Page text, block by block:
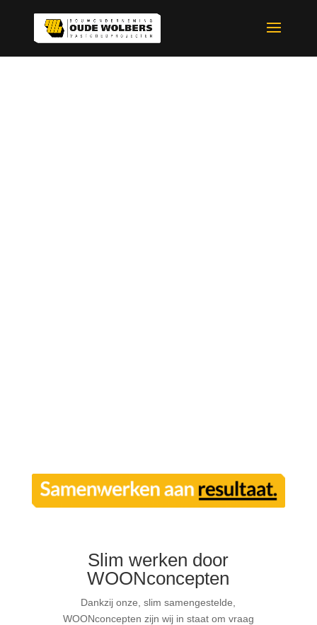
Slim werken door
WOONconcepten
Dankzij onze, slim samengestelde,
WOONconcepten zijn wij in staat om vraag